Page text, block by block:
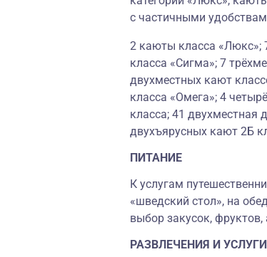
с частичными
2 каюты класса «Люкс»;
класса «Сигма»; 7
двухместных кают
класса «Омега»; 4
класса; 41 двухместная
двухъярусных кают 2Б
ПИТАНИЕ
К услугам
«шведский стол», на
выбор закусок,
РАЗВЛЕЧЕНИЯ И УСЛУГИ